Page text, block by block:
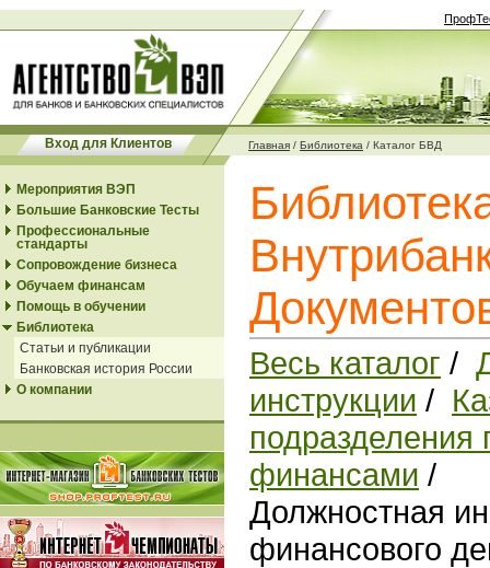
Вход для Клиентов Главная / Библиотека / Каталог БВД
Мероприятия ВЭП
Большие Банковские Тесты
Профессиональные
стандарты
Сопровождение бизнеса
Обучаем финансам
Помощь в обучении
Библиотека
Статьи и публикации
Банковская история России
О компании
Весь каталог /
инструкции /
финансами /
Должностная
финансового